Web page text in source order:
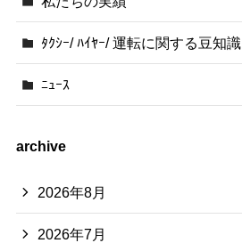
ﾀｸｼｰ/ ﾊｲﾔｰ/ 運転に関する豆知識
ﾆｭｰｽ
archive
2026年8月
2026年7月